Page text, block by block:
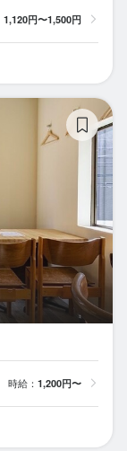
1,120円〜1,500円
時給： 1,200円〜